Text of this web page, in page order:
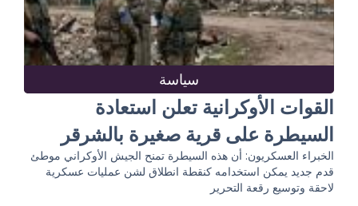
سياسة
القوات الأوكرانية تعلن استعادة
السيطرة على قرية صغيرة بالشرقر
الخبراء العسكريون: أن هذه السيطرة تمنح الجيش الأوكراني موطئ
قدم جديد يمكن استخدامه كنقطة انطلاق لشن عمليات عسكرية
لاحقة وتوسيع رقعة التحرير